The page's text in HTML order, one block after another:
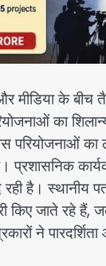
मीडिया के बीच
का
का
है। स्थानीय
किए जाते रहे हैं,
ने